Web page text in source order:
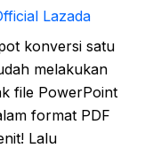
Lazada
konversi satu
melakukan
file PowerPoint
format PDF
Lalu